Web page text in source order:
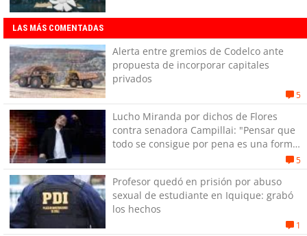
LAS MÁS COMENTADAS
Alerta entre gremios de Codelco ante
propuesta de incorporar capitales
privados
5
Lucho Miranda por dichos de Flores
contra senadora Campillai: "Pensar que
todo se consigue por pena es una forma
5
Profesor quedó en prisión por abuso
sexual de estudiante en Iquique: grabó
los hechos
1